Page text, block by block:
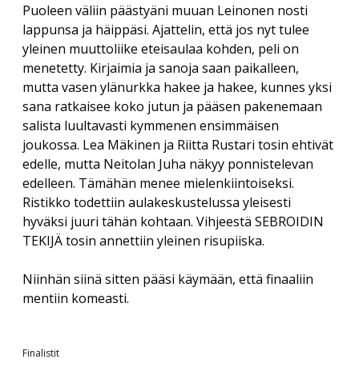
Puoleen väliin päästyäni muuan Leinonen nosti
lappunsa ja häippäsi. Ajattelin, että jos nyt tulee
yleinen muuttoliike eteisaulaa kohden, peli on
menetetty. Kirjaimia ja sanoja saan paikalleen,
mutta vasen ylänurkka hakee ja hakee, kunnes yksi
sana ratkaisee koko jutun ja pääsen pakenemaan
salista luultavasti kymmenen ensimmäisen
joukossa. Lea Mäkinen ja Riitta Rustari tosin ehtivät
edelle, mutta Neitolan Juha näkyy ponnistelevan
edelleen. Tämähän menee mielenkiintoiseksi.
Ristikko todettiin aulakeskustelussa yleisesti
hyväksi juuri tähän kohtaan. Vihjeestä SEBROIDIN
TEKIJÄ tosin annettiin yleinen risupiiska.
Niinhän siinä sitten pääsi käymään, että finaaliin
mentiin komeasti.
Finalistit